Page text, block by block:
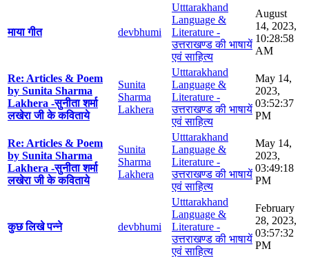
माया गीत devbhumi
Utttarakhand
Language &
Literature -
उत्तराखण्ड की भाषायें
एवं साहित्य
August
14, 2023,
10:28:58
AM
Re: Articles & Poem
by Sunita Sharma
Lakhera -सुनीता शर्मा
लखेरा जी के कविताये
Sunita
Sharma
Lakhera
Utttarakhand
Language &
Literature -
उत्तराखण्ड की भाषायें
एवं साहित्य
May 14,
2023,
03:52:37
PM
Re: Articles & Poem
by Sunita Sharma
Lakhera -सुनीता शर्मा
लखेरा जी के कविताये
Sunita
Sharma
Lakhera
Utttarakhand
Language &
Literature -
उत्तराखण्ड की भाषायें
एवं साहित्य
May 14,
2023,
03:49:18
PM
कुछ लिखे पन्ने devbhumi
Utttarakhand
Language &
Literature -
उत्तराखण्ड की भाषायें
एवं साहित्य
February
28, 2023,
03:57:32
PM